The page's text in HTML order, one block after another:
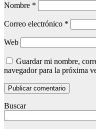
Nombre *
Correo electrónico *
Web
Guardar mi nombre,
navegador para la próxima
Buscar